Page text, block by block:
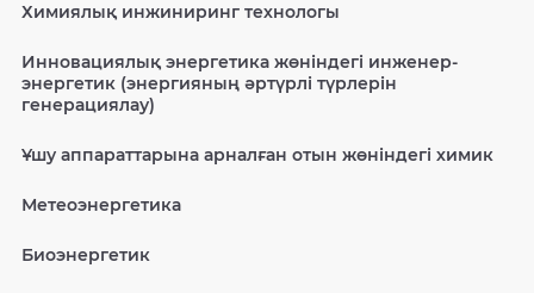
Химиялық инжиниринг технологы
Инновациялық энергетика жөніндегі инженер-
энергетик (энергияның әртүрлі түрлерін
генерациялау)
Ұшу аппараттарына арналған отын жөніндегі химик
Метеоэнергетика
Биоэнергетик